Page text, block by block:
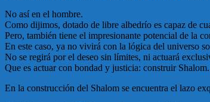
No así en el hombre.
Como dijimos, dotado de libre albedrío es capaz de
Pero, también tiene el impresionante potencial de la
En este caso, ya no vivirá con la lógica del universo
No se regirá por el deseo sin límites, ni actuará
Que es actuar con bondad y justicia: construir Shalom.
En la construcción del Shalom se encuentra el lazo